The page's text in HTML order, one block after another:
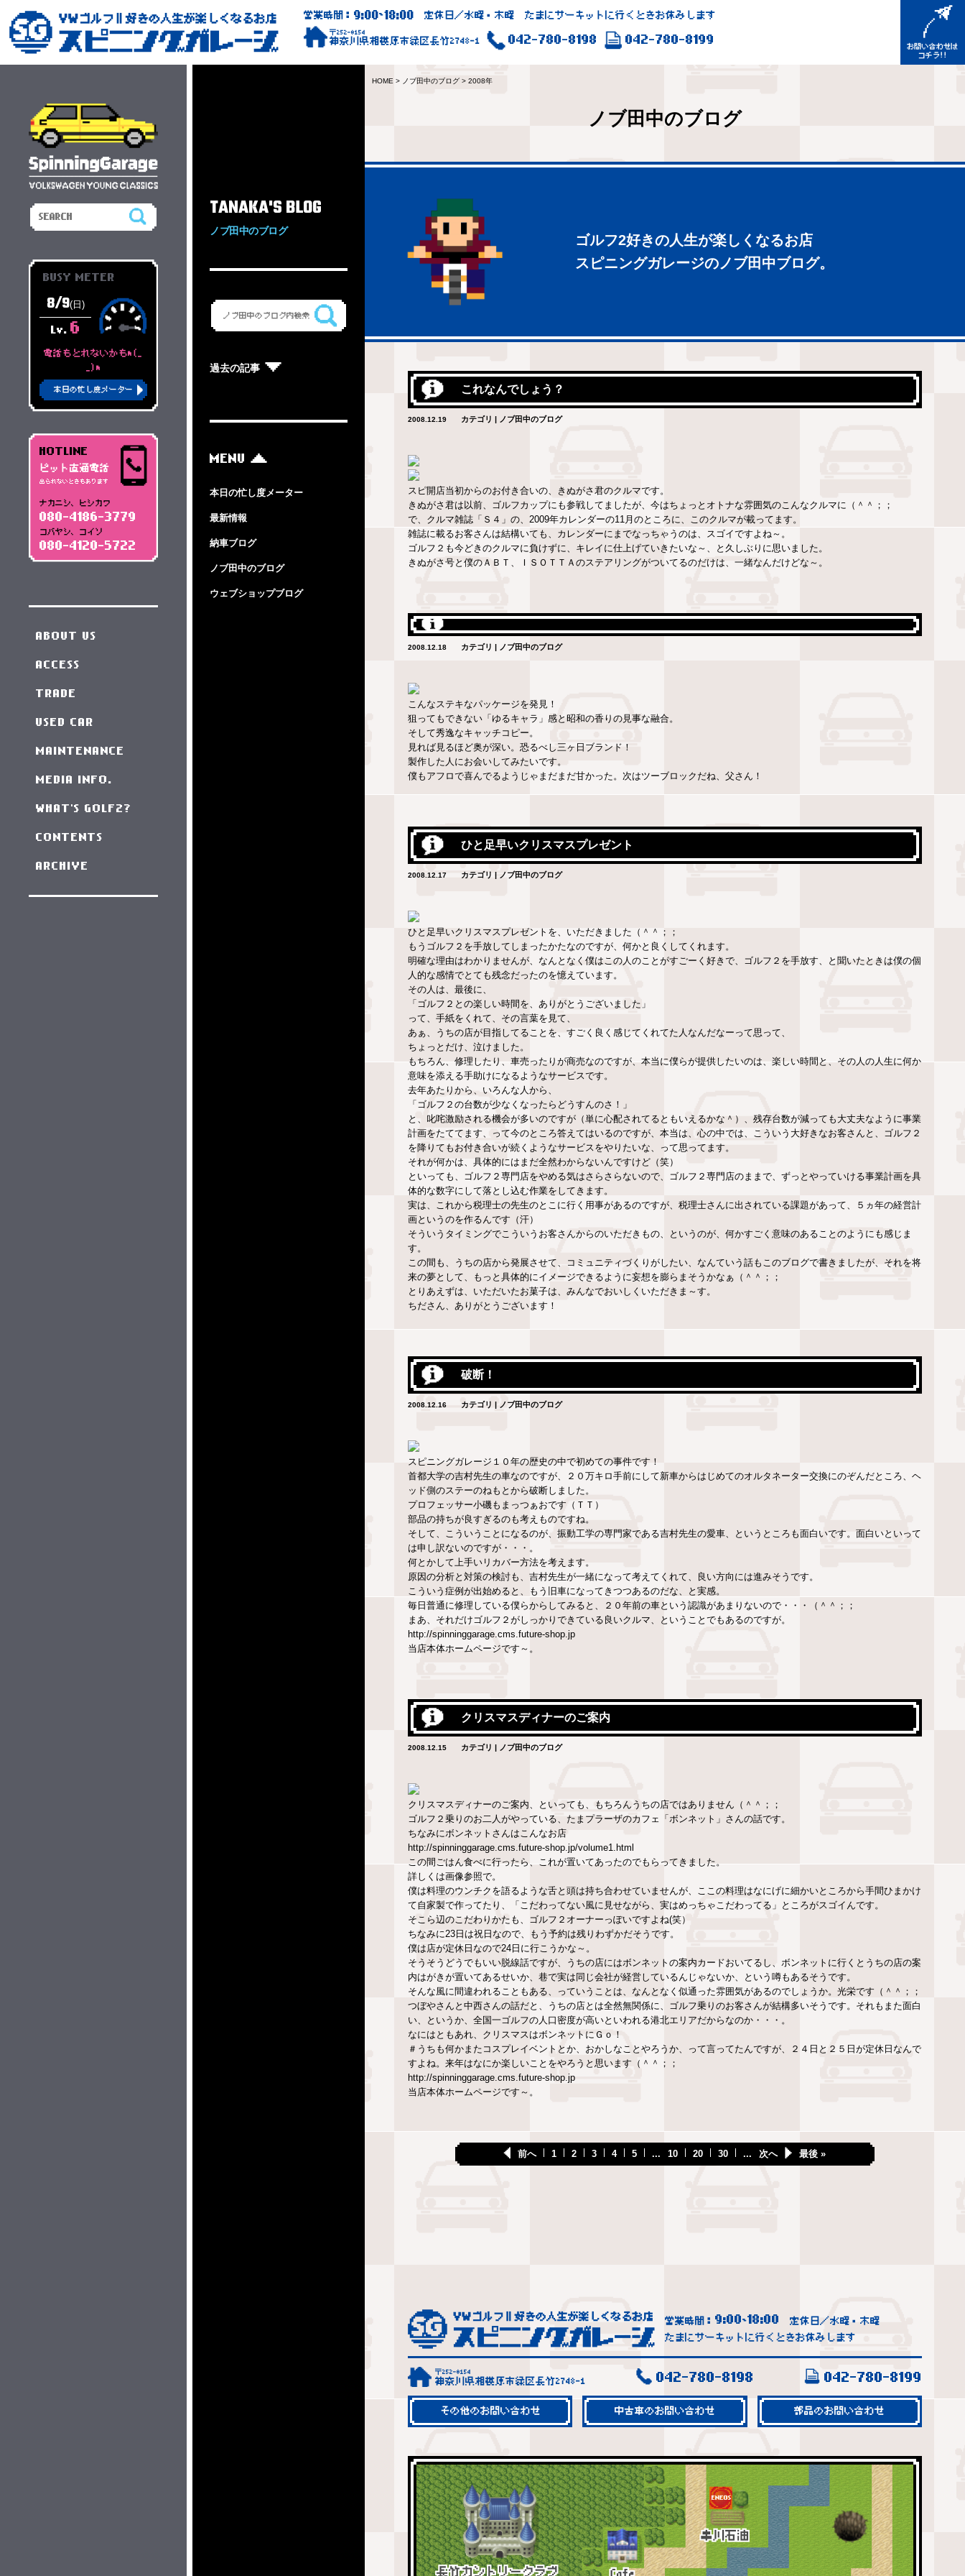
営業時間：9:00~18:00 定休日／水曜・木曜 たまにサーキットに行くときお休みします
〒252-0154
神奈川県相模原市緑区長竹2748-1 042-780-8198 042-780-8199
TANAKA'S BLOG
ノブ田中のブログ
過去の記事
MENU
本日の忙し度メーター
最新情報
納車ブログ
ノブ田中のブログ
ウェブショップブログ
HOME > ノブ田中のブログ > 2008年
ノブ田中のブログ
ゴルフ2好きの人生が楽しくなるお店
スピニングガレージのノブ田中ブログ。
これなんでしょう？
2008.12.19 カテゴリ | ノブ田中のブログ
スピ開店当初からのお付き合いの、きぬがさ君のクルマです。
きぬがさ君は以前、ゴルフカップにも参戦してましたが、今はちょっとオトナな雰囲気のこんなクルマに（＾＾；；
で、クルマ雑誌「Ｓ４」の、2009年カレンダーの11月のところに、このクルマが載ってます。
雑誌に載るお客さんは結構いても、カレンダーにまでなっちゃうのは、スゴイですよね～。
ゴルフ２も今どきのクルマに負けずに、キレイに仕上げていきたいな～、と久しぶりに思いました。
きぬがさ号と僕のＡＢＴ、ＩＳＯＴＴＡのステアリングがついてるのだけは、一緒なんだけどな～。
2008.12.18 カテゴリ | ノブ田中のブログ
こんなステキなパッケージを発見！
狙ってもできない「ゆるキャラ」感と昭和の香りの見事な融合。
そして秀逸なキャッチコピー。
見れば見るほど奥が深い。恐るべし三ヶ日ブランド！
製作した人にお会いしてみたいです。
僕もアフロで喜んでるようじゃまだまだ甘かった。次はツーブロックだね、父さん！
ひと足早いクリスマスプレゼント
2008.12.17 カテゴリ | ノブ田中のブログ
ひと足早いクリスマスプレゼントを、いただきました（＾＾；；
もうゴルフ２を手放してしまったかたなのですが、何かと良くしてくれます。
明確な理由はわかりませんが、なんとなく僕はこの人のことがすごーく好きで、ゴルフ２を手放す、と聞いたときは僕の個
人的な感情でとても残念だったのを憶えています。
その人は、最後に、
「ゴルフ２との楽しい時間を、ありがとうございました」
って、手紙をくれて、その言葉を見て、
あぁ、うちの店が目指してることを、すごく良く感じてくれてた人なんだなーって思って、
ちょっとだけ、泣けました。
もちろん、修理したり、車売ったりが商売なのですが、本当に僕らが提供したいのは、楽しい時間と、その人の人生に何か
意味を添える手助けになるようなサービスです。
去年あたりから、いろんな人から、
「ゴルフ２の台数が少なくなったらどうすんのさ！」
と、叱咤激励される機会が多いのですが（単に心配されてるともいえるかな＾）、残存台数が減っても大丈夫なように事業
計画をたててます、って今のところ答えてはいるのですが、本当は、心の中では、こういう大好きなお客さんと、ゴルフ２
を降りてもお付き合いが続くようなサービスをやりたいな、って思ってます。
それが何かは、具体的にはまだ全然わからないんですけど（笑）
といっても、ゴルフ２専門店をやめる気はさらさらないので、ゴルフ２専門店のままで、ずっとやっていける事業計画を具
体的な数字にして落とし込む作業をしてきます。
実は、これから税理士の先生のとこに行く用事があるのですが、税理士さんに出されている課題があって、５ヵ年の経営計
画というのを作るんです（汗）
そういうタイミングでこういうお客さんからのいただきもの、というのが、何かすごく意味のあることのようにも感じま
す。
この間も、うちの店から発展させて、コミュニティづくりがしたい、なんていう話もこのブログで書きましたが、それを将
来の夢として、もっと具体的にイメージできるように妄想を膨らまそうかなぁ（＾＾；；
とりあえずは、いただいたお菓子は、みんなでおいしくいただきま～す。
ちださん、ありがとうございます！
破断！
2008.12.16 カテゴリ | ノブ田中のブログ
スピニングガレージ１０年の歴史の中で初めての事件です！
首都大学の吉村先生の車なのですが、２０万キロ手前にして新車からはじめてのオルタネーター交換にのぞんだところ、ヘ
ッド側のステーのねもとから破断しました。
プロフェッサー小磯もまっつぁおです（ＴＴ）
部品の持ちが良すぎるのも考えものですね。
そして、こういうことになるのが、振動工学の専門家である吉村先生の愛車、というところも面白いです。面白いといって
は申し訳ないのですが・・・。
何とかして上手いリカバー方法を考えます。
原因の分析と対策の検討も、吉村先生が一緒になって考えてくれて、良い方向には進みそうです。
こういう症例が出始めると、もう旧車になってきつつあるのだな、と実感。
毎日普通に修理している僕らからしてみると、２０年前の車という認識があまりないので・・・（＾＾；；
まあ、それだけゴルフ２がしっかりできている良いクルマ、ということでもあるのですが。
http://spinninggarage.cms.future-shop.jp
当店本体ホームページです～。
クリスマスディナーのご案内
2008.12.15 カテゴリ | ノブ田中のブログ
クリスマスディナーのご案内、といっても、もちろんうちの店ではありません（＾＾；；
ゴルフ２乗りのお二人がやっている、たまプラーザのカフェ「ボンネット」さんの話です。
ちなみにボンネットさんはこんなお店
http://spinninggarage.cms.future-shop.jp/volume1.html
この間ごはん食べに行ったら、これが置いてあったのでもらってきました。
詳しくは画像参照で。
僕は料理のウンチクを語るような舌と頭は持ち合わせていませんが、ここの料理はなにげに細かいところから手間ひまかけ
て自家製で作ってたり、「こだわってない風に見せながら、実はめっちゃこだわってる」ところがスゴイんです。
そこら辺のこだわりかたも、ゴルフ２オーナーっぽいですよね(笑）
ちなみに23日は祝日なので、もう予約は残りわずかだそうです。
僕は店が定休日なので24日に行こうかな～。
そうそうどうでもいい脱線話ですが、うちの店にはボンネットの案内カードおいてるし、ボンネットに行くとうちの店の案
内はがきが置いてあるせいか、巷で実は同じ会社が経営しているんじゃないか、という噂もあるそうです。
そんな風に間違われることもある、っていうことは、なんとなく似通った雰囲気があるのでしょうか。光栄です（＾＾；；
つぼやさんと中西さんの話だと、うちの店とは全然無関係に、ゴルフ乗りのお客さんが結構多いそうです。それもまた面白
い、というか、全国一ゴルフの人口密度が高いといわれる港北エリアだからなのか・・・。
なにはともあれ、クリスマスはボンネットにＧｏ！
＃うちも何かまたコスプレイベントとか、おかしなことやろうか、って言ってたんですが、２４日と２５日が定休日なんで
すよね。来年はなにか楽しいことをやろうと思います（＾＾；；
http://spinninggarage.cms.future-shop.jp
当店本体ホームページです～。
前へ 1 2 3 4 5 ... 10 20 30 ... 次へ 最後 »
営業時間： 9:00~18:00
定休日／水曜・木曜
たまにサーキットに行くときお休みします
〒252-0154
神奈川県相模原市緑区長竹2748-1 042-780-8198 042-780-8199
その他のお問い合わせ 中古車のお問い合わせ 部品のお問い合わせ
BUSY METER
8/9(日)
Lv. 6
電話もとれないかもm(_
_)m
本日の忙し度メーター
HOTLINE
ピット直通電話
出られないときもあります
ナカニシ、ヒシカワ
080-4186-3779
コバヤシ、コイソ
080-4120-5722
ABOUT US
ACCESS
TRADE
USED CAR
MAINTENANCE
MEDIA INFO.
WHAT'S GOLF2?
CONTENTS
ARCHIVE